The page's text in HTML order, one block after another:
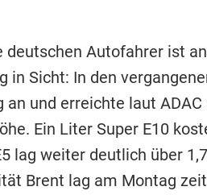
deutschen Autofahrer ist
in Sicht: In den
und erreichte laut ADAC
Ein Liter Super E10
lag weiter deutlich über
Brent lag am Montag